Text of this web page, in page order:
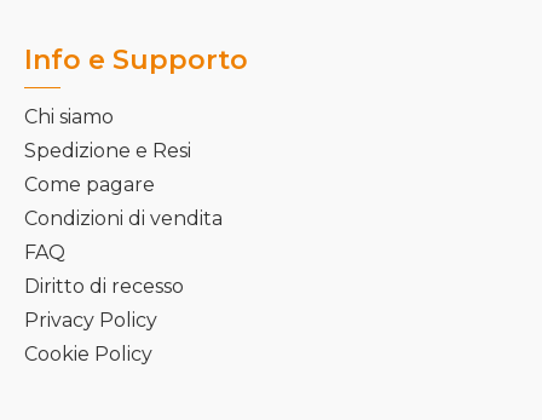
Info e Supporto
Chi siamo
Spedizione e Resi
Come pagare
Condizioni di vendita
FAQ
Diritto di recesso
Privacy Policy
Cookie Policy